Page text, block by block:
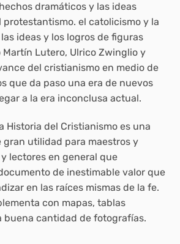
dramáticos y las ideas
el catolicismo y la
ideas y los logros de figuras
Lutero, Ulrico Zwinglio y
del cristianismo en medio de
que da paso una era de nuevos
a la era inconclusa actual.
Historia del Cristianismo es una
utilidad para maestros y
lectores en general que
de inestimable valor que
en las raíces mismas de la fe.
con mapas, tablas
buena cantidad de fotografías.